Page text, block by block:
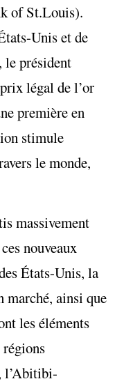
of St.Louis).
Unis et de
le président
légal de l’or
première en
stimule
le monde,
massivement
nouveaux
États-Unis, la
marché, ainsi que
les éléments
l’Abitibi-